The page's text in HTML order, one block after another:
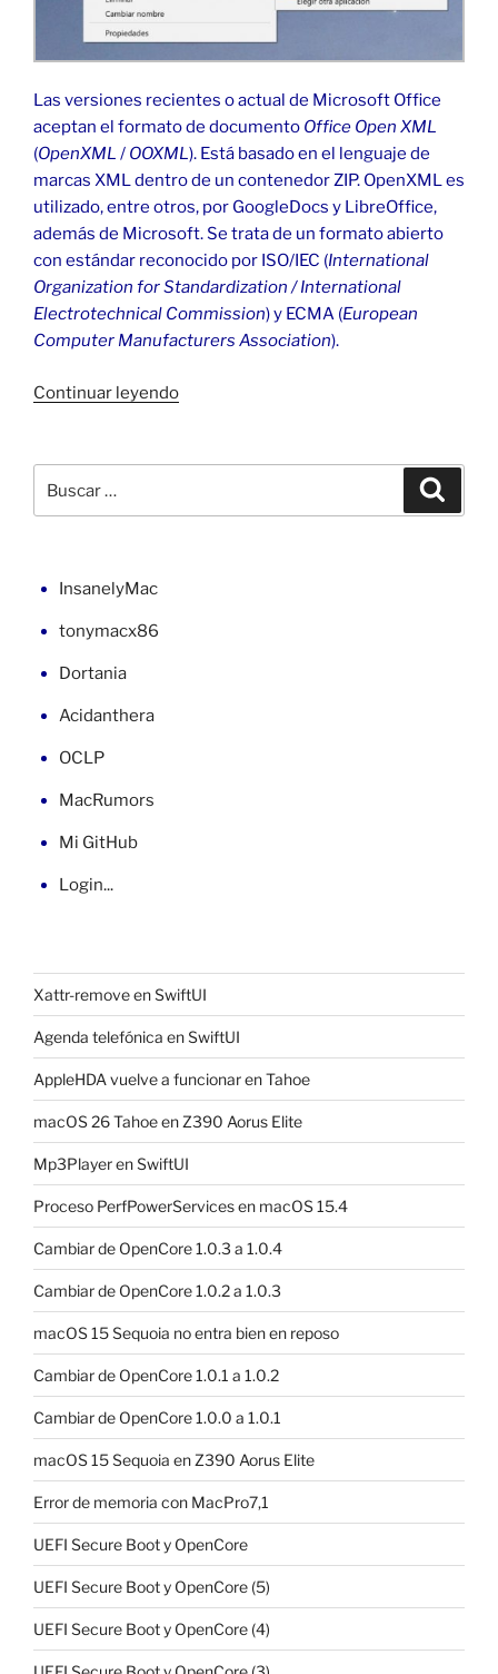
Las versiones recientes o actual de Microsoft Office
aceptan el formato de documento Office Open XML
(OpenXML / OOXML). Está basado en el lenguaje de
marcas XML dentro de un contenedor ZIP. OpenXML es
utilizado, entre otros, por GoogleDocs y LibreOffice,
además de Microsoft. Se trata de un formato abierto
con estándar reconocido por ISO/IEC (International
Organization for Standardization / International
Electrotechnical Commission) y ECMA (European
Computer Manufacturers Association).
Continuar leyendo«Error
XML
por:
InsanelyMac
tonymacx86
Dortania
Acidanthera
OCLP
MacRumors
Mi GitHub
Login...
Xattr-remove en SwiftUI
Agenda telefónica en SwiftUI
AppleHDA vuelve a funcionar en Tahoe
macOS 26 Tahoe en Z390 Aorus Elite
Mp3Player en SwiftUI
Proceso PerfPowerServices en macOS 15.4
Cambiar de OpenCore 1.0.3 a 1.0.4
Cambiar de OpenCore 1.0.2 a 1.0.3
macOS 15 Sequoia no entra bien en reposo
Cambiar de OpenCore 1.0.1 a 1.0.2
Cambiar de OpenCore 1.0.0 a 1.0.1
macOS 15 Sequoia en Z390 Aorus Elite
Error de memoria con MacPro7,1
UEFI Secure Boot y OpenCore
UEFI Secure Boot y OpenCore (5)
UEFI Secure Boot y OpenCore (4)